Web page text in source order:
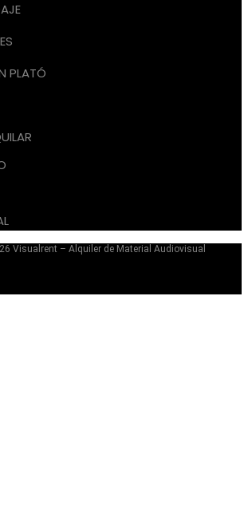
PLATÓ
Visualrent – Alquiler de Material Audiovisual